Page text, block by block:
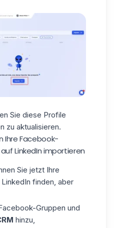
Sie diese Profile
zu aktualisieren.
Ihre Facebook-
LinkedIn importieren
Sie jetzt Ihre
finden, aber
Gruppen und
hinzu,